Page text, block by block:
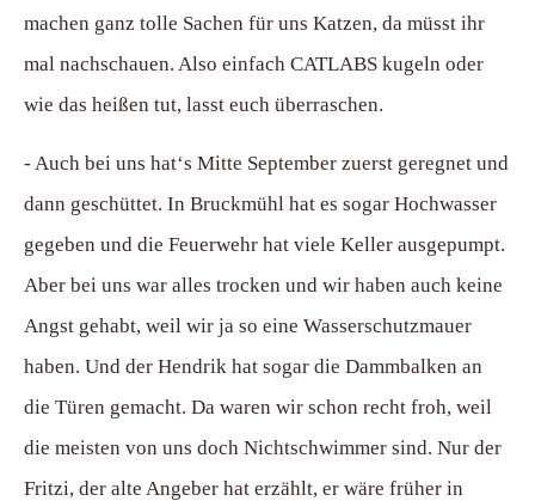
machen ganz tolle Sachen für uns Katzen, da müsst ihr
mal nachschauen. Also einfach CATLABS kugeln oder
wie das heißen tut, lasst euch überraschen.
- Auch bei uns hat‘s Mitte September zuerst geregnet und
dann geschüttet. In Bruckmühl hat es sogar Hochwasser
gegeben und die Feuerwehr hat viele Keller ausgepumpt.
Aber bei uns war alles trocken und wir haben auch keine
Angst gehabt, weil wir ja so eine Wasserschutzmauer
haben. Und der Hendrik hat sogar die Dammbalken an
die Türen gemacht. Da waren wir schon recht froh, weil
die meisten von uns doch Nichtschwimmer sind. Nur der
Fritzi, der alte Angeber hat erzählt, er wäre früher in